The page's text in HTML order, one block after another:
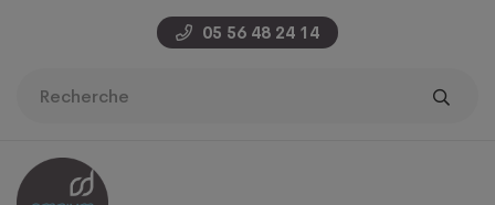
05 56 48 24 14